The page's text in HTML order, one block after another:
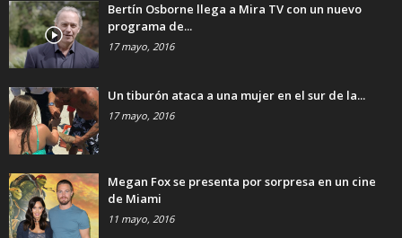
Bertín Osborne llega a Mira TV con un nuevo
programa de...
17 mayo, 2016
Un tiburón ataca a una mujer en el sur de la...
17 mayo, 2016
Megan Fox se presenta por sorpresa en un cine
de Miami
11 mayo, 2016